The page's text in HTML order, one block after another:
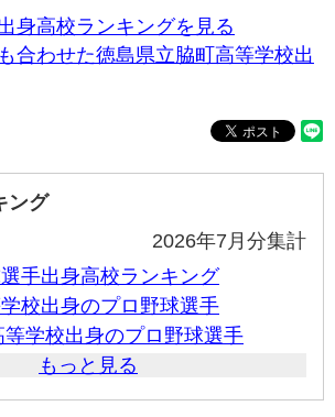
身高校ランキングを見る
合わせた徳島県立脇町高等学校出
ング
2026年7月分集計
手出身高校ランキング
校出身のプロ野球選手
等学校出身のプロ野球選手
もっと見る